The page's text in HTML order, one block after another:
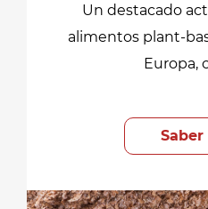
Un destacado
alimentos plant-
Europa,
Saber